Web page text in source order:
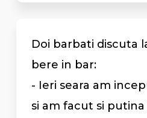
Doi barbati discuta
bere in bar:
- Ieri seara am
si am facut si putina